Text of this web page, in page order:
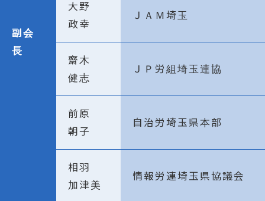
副会
長
大野
政幸
ＪＡＭ埼玉
齋木
健志
ＪＰ労組埼玉連協
前原
朝子
自治労埼玉県本部
相羽
加津美
情報労連埼玉県協議会